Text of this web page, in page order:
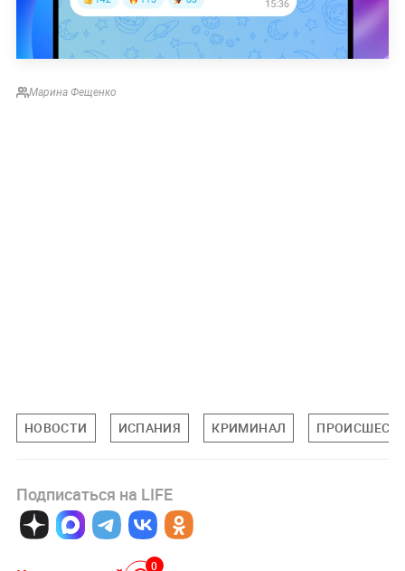
Марина Фещенко
НОВОСТИ ИСПАНИЯ КРИМИНАЛ
Подписаться на LIFE
0